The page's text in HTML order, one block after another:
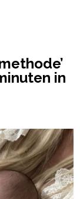
in